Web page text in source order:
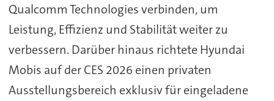
Qualcomm Technologies verbinden, um
Leistung, Effizienz und Stabilität weiter zu
verbessern. Darüber hinaus richtete Hyundai
Mobis auf der CES 2026 einen privaten
Ausstellungsbereich exklusiv für eingeladene